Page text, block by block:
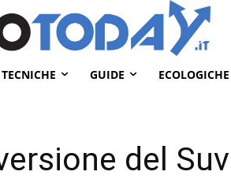
GUIDE ECOLOGICHE
del Suv